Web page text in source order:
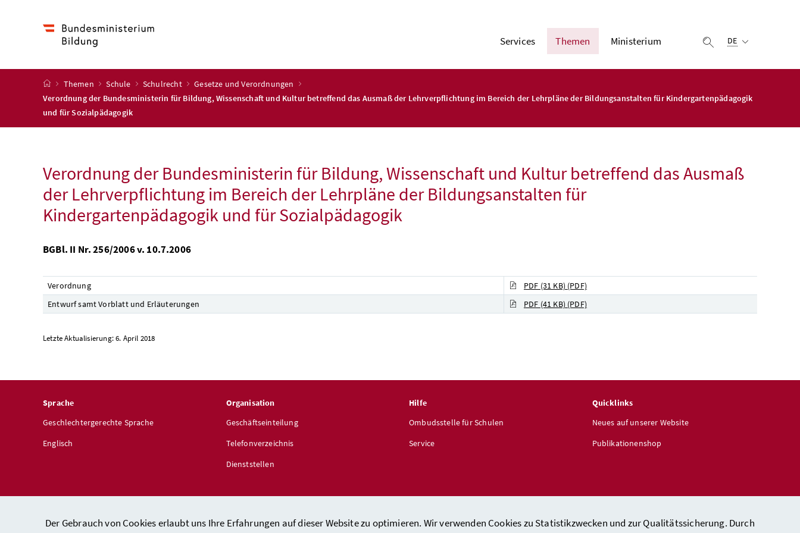
Der Gebrauch von Cookies erlaubt uns Ihre Erfahrungen auf dieser Website zu optimieren. Wir verwenden Cookies zu Statistikzwecken und zur Qualitätssicherung. Durch
Services Themen Ministerium Suche einblenden
DE
Startseite
Themen Schule Schulrecht
Gesetze und Verordnungen
Verordnung der Bundesministerin für Bildung, Wissenschaft und Kultur betreffend das Ausmaß der Lehrverpflichtung im Bereich der Lehrpläne der Bildungsanstalten für Kindergartenpädagogik
und für Sozialpädagogik
Verordnung der Bundesministerin für Bildung, Wissenschaft und Kultur betreffend das Ausmaß
der Lehrverpflichtung im Bereich der Lehrpläne der Bildungsanstalten für
Kindergartenpädagogik und für Sozialpädagogik
BGBl. II Nr. 256/2006 v. 10.7.2006
Verordnung PDF (31 KB) (PDF)
Entwurf samt Vorblatt und Erläuterungen
PDF (41 KB) (PDF)
Letzte Aktualisierung: 6. April 2018
Sprache
Geschlechtergerechte Sprache
Englisch
Organisation
Geschäftseinteilung
Telefonverzeichnis
Dienststellen
Hilfe
Ombudsstelle für Schulen
Service
Quicklinks
Neues auf unserer Website
Publikationenshop